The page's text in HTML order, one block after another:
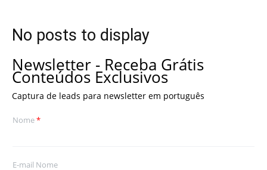
No posts to display
Newsletter - Receba Grátis
Conteúdos Exclusivos
Captura de leads para newsletter em português
Nome*
E-mail Nome